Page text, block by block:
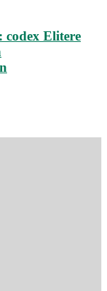
codex Elitere